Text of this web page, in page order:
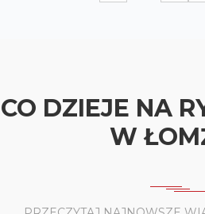
CO DZIEJE NA
W